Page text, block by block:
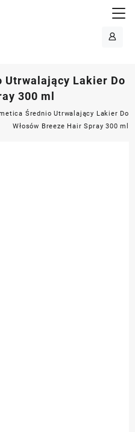
Utrwalający Lakier Do
300 ml
Średnio Utrwalający Lakier Do
Włosów Breeze Hair Spray 300 ml